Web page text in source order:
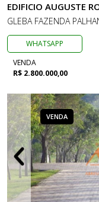
EDIFICIO AUGUSTE
GLEBA FAZENDA
WHATSAPP
VENDA
R$ 2.800.000,00
VENDA